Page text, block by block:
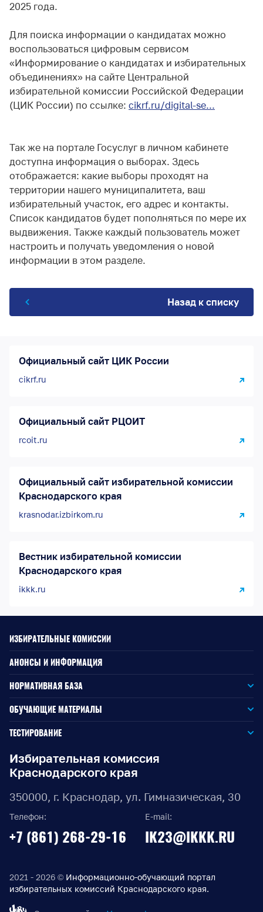
2025 года.
Для поиска информации о кандидатах можно
воспользоваться цифровым сервисом
«Информирование о кандидатах и избирательных
объединениях» на сайте Центральной
избирательной комиссии Российской Федерации
(ЦИК России) по ссылке: cikrf.ru/digital-se...
Так же на портале Госуслуг в личном кабинете
доступна информация о выборах. Здесь
отображается: какие выборы проходят на
территории нашего муниципалитета, ваш
избирательный участок, его адрес и контакты.
Список кандидатов будет пополняться по мере их
выдвижения. Также каждый пользователь может
настроить и получать уведомления о новой
информации в этом разделе.
Назад к списку
Официальный сайт ЦИК России
cikrf.ru
Официальный сайт РЦОИТ
rcoit.ru
Официальный сайт избирательной комиссии
Краснодарского края
krasnodar.izbirkom.ru
Вестник избирательной комиссии
Краснодарского края
ikkk.ru
Избирательная комиссия
Краснодарского края
350000, г. Краснодар, ул. Гимназическая, 30
Телефон:
+7 (861) 268-29-16
E-mail:
IK23@IKKK.RU
2021 - 2026 © Информационно-обучающий портал
избирательных комиссий Краснодарского края.
ИЗБИРАТЕЛЬНЫЕ КОМИССИИ
АНОНСЫ И ИНФОРМАЦИЯ
НОРМАТИВНАЯ БАЗА
Законодательство РФ
Законодательство КК
Документы ЦИК России
Документы ИККК
Выборы Губернатора Краснодарского края
Краснодарского края
края
Правовые акты по выборам депутатов Государственной
Думы Федерального Собрания РФ восьмого созыва
ОБУЧАЮЩИЕ МАТЕРИАЛЫ
Для окружной избирательной комиссии
Для территориальной избирательной комиссии
Для участковой избирательной комиссии
ТЕСТИРОВАНИЕ
Для членов участковых избирательных комиссий